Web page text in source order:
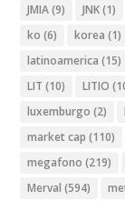
JMIA(9) JNK(1)
ko (6) korea (1)
latinoamerica (15)
LIT (10) LITIO
luxemburgo (2)
market cap (110)
megafono (219)
Merval (594)